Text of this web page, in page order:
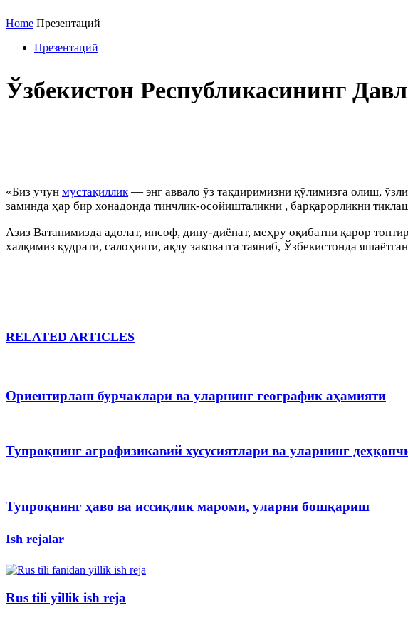
Home Презентаций
Презентаций
Ўзбекистон Республикасининг
«Биз учун мустақиллик— энг аввало ўз тақдиримизни қўлимизга олиш,
заминда ҳар бир хонадонда тинчлик-осойишталикни , барқарорликни
Азиз Ватанимизда адолат, инсоф, дину-диёнат, меҳру оқибатни қарор
халқимиз қудрати, салоҳияти, ақлу заковатга таяниб, Ўзбекистонда
RELATED ARTICLES
Ориентирлаш бурчаклари ва уларнинг географик аҳамияти
Тупроқнинг агрофизикавий хусусиятлари ва уларнинг
Тупроқнинг ҳаво ва иссиқлик мароми, уларни бошқариш
Ish rejalar
Rus tili yillik ish reja